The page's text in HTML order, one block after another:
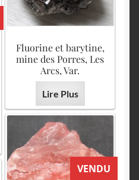
Fluorine et barytine,
mine des Porres, Les
Arcs, Var.
Lire Plus
VENDU